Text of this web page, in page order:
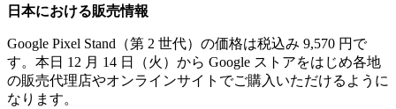
日本における販売情報
Google Pixel Stand（第 2 世代）の価格は税込み 9,570 円で
す。本日 12 月 14 日（火）から Google ストアをはじめ各地
の販売代理店やオンラインサイトでご購入いただけるように
なります。